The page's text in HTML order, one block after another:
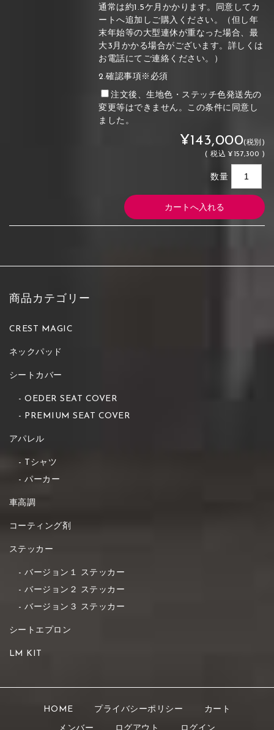
通常は約1.5ケ月かかります。同意してカ
ートへ追加しご購入ください。（但し年
末年始等の大型連休が重なった場合、最
大3月かかる場合がございます。詳しくは
お電話にてご連絡ください。）
2.確認事項※必須
注文後、生地色・ステッチ色発送先の
変更等はできません。この条件に同意し
ました。
¥143,000(税別)
(税込 ¥157,300 )
数量
商品カテゴリー
CREST MAGIC
ネックパッド
シートカバー
OEDER SEAT COVER
PREMIUM SEAT COVER
アパレル
Tシャツ
パーカー
車高調
コーティング剤
ステッカー
バージョン１ ステッカー
バージョン２ ステッカー
バージョン３ ステッカー
シートエプロン
LM KIT
HOME プライバシーポリシー カート